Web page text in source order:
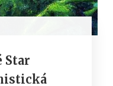
Star